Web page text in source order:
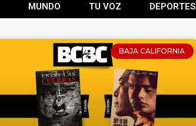
MUNDO TU VOZ DEPORTES
BAJA CALIFORNIA